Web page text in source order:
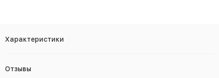
Характеристики
Отзывы